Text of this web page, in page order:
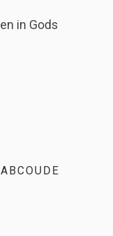
in Gods